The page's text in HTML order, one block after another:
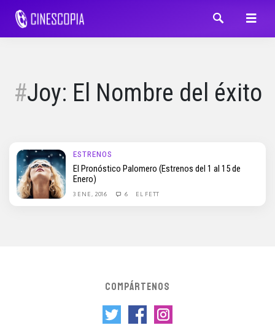
Joy: El Nombre del éxito
ESTRENOS
El Pronóstico Palomero (Estrenos del 1 al 15 de
Enero)
3 ENE, 2016 6 EL FETT
COMPÁRTENOS